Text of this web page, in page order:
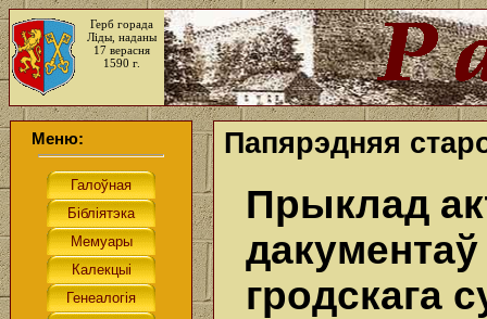
Герб горада
Ліды, наданы
17 верасня
1590 г.
Меню: Папярэдняя
Прыклад
дакументаў
гродскага